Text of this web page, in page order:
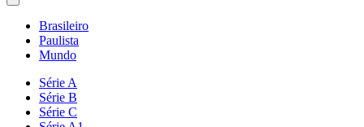
Brasileiro
Paulista
Mundo
Série A
Série B
Série C